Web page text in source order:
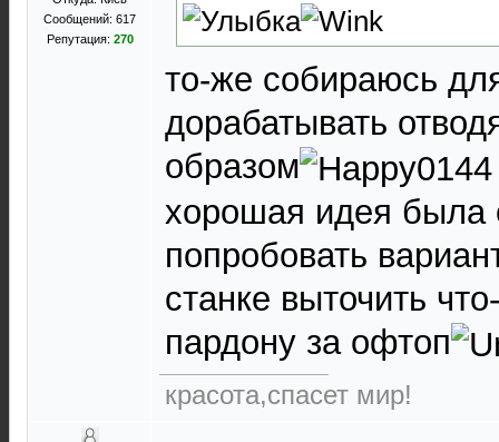
Сообщений: 617
Репутация: 270
то-же собираюсь
дорабатывать
образом
хорошая идея была
попробовать
станке выточить
пардону за офтоп
красота,спасет мир!